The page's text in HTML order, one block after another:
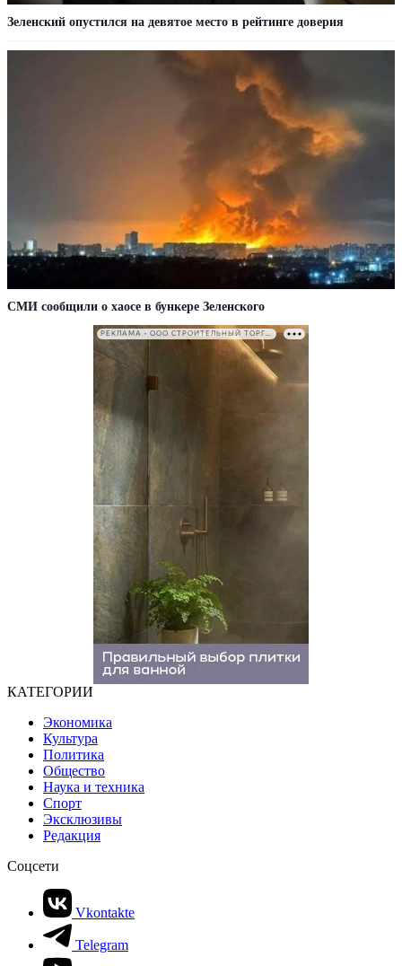
Зеленский опустился на девятое место в рейтинге доверия
СМИ сообщили о хаосе в бункере Зеленского
РЕКЛАМА • ООО СТРОИТЕЛЬНЫЙ ТОРГОВЫЙ ДОМ «ПЕТРОВИЧ». ИНН: 7802348846
КАТЕГОРИИ
Экономика
Культура
Политика
Общество
Наука и техника
Спорт
Эксклюзивы
Редакция
Соцсети
Vkontakte
Telegram